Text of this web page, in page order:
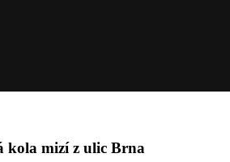
kola mizí z ulic Brna